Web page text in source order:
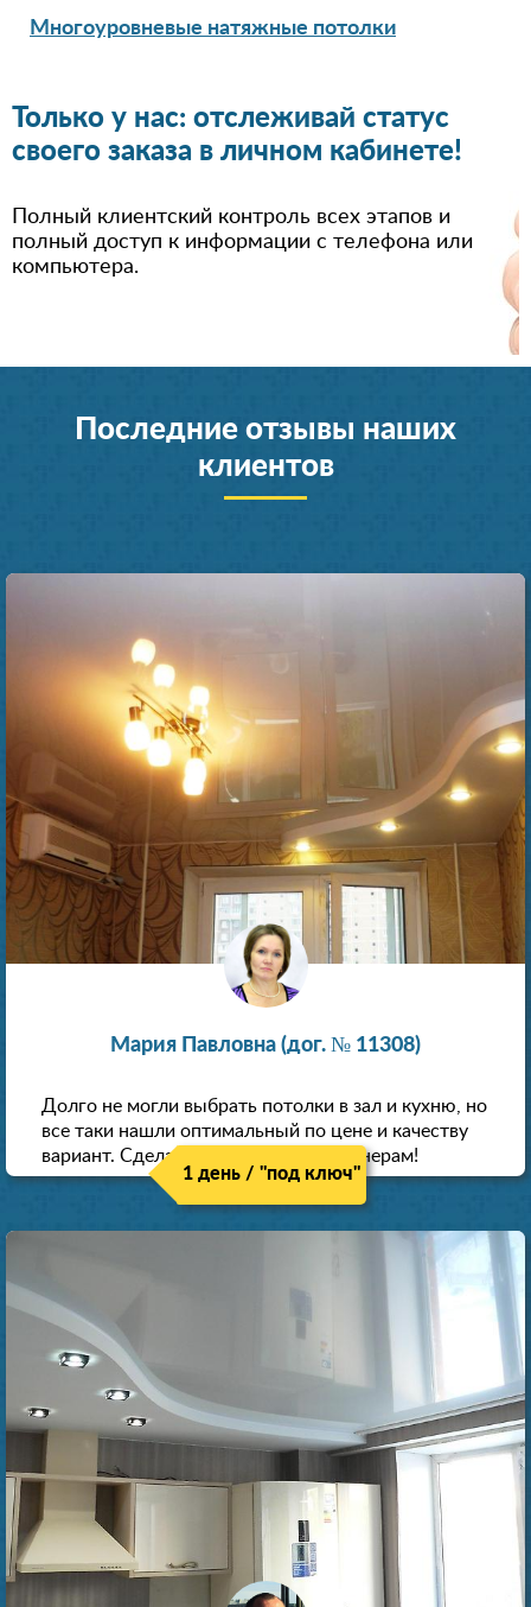
Многоуровневые натяжные потолки
Только у нас: отслеживай статус
своего заказа в личном кабинете!
Полный клиентский контроль всех этапов и
полный доступ к информации с телефона или
компьютера.
Последние отзывы наших
клиентов
Мария Павловна (дог. № 11308)
Долго не могли выбрать потолки в зал и кухню, но
все таки нашли оптимальный по цене и качеству
вариант. Сделали скидку как пенсионерам!
1 день / "под ключ"